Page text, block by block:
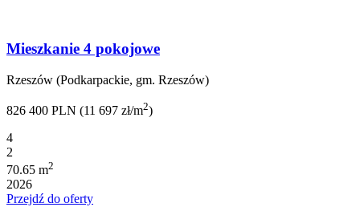
Mieszkanie 4 pokojowe
Rzeszów (Podkarpackie, gm. Rzeszów)
826 400 PLN (11 697 zł/m2)
4
2
70.65 m2
2026
Przejdź do oferty